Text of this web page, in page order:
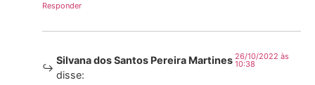
Responder
Silvana dos Santos Pereira Martines
disse:
26/10/2022 às
10:38